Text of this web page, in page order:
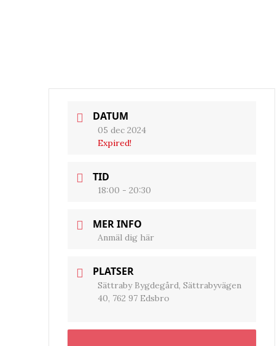
DATUM
05 dec 2024
Expired!
TID
18:00 - 20:30
MER INFO
Anmäl dig här
PLATSER
Sättraby Bygdegård, Sättrabyvägen
40, 762 97 Edsbro